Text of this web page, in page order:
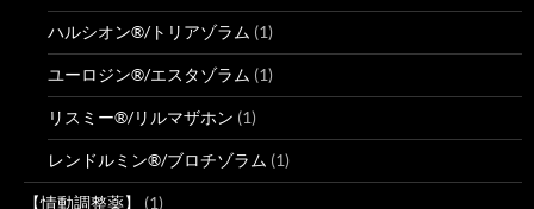
ハルシオン®/トリアゾラム (1)
ユーロジン®/エスタゾラム (1)
リスミー®/リルマザホン (1)
レンドルミン®/ブロチゾラム (1)
【情動調整薬】 (1)